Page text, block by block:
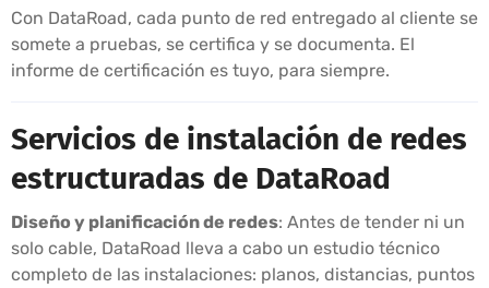
Con DataRoad, cada punto de red entregado al cliente se
somete a pruebas, se certifica y se documenta. El
informe de certificación es tuyo, para siempre.
Servicios de instalación de redes
estructuradas de DataRoad
Diseño y planificación de redes: Antes de tender ni un
solo cable, DataRoad lleva a cabo un estudio técnico
completo de las instalaciones: planos, distancias, puntos